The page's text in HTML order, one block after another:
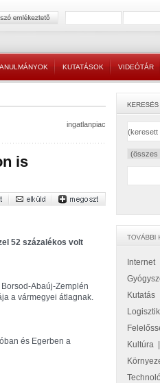
KUTATÁSOK VIDEÓTÁR
ingatlanpiac
is
52 százalékos volt
Abaúj-Zemplén
a vármegyei átlagnak.
és Egerben a
Internet|
Kutatás
Kultúra